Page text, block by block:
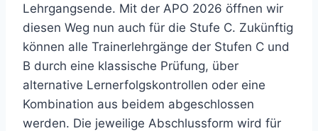
Lehrgangsende. Mit der APO 2026 öffnen wir
diesen Weg nun auch für die Stufe C. Zukünftig
können alle Trainerlehrgänge der Stufen C und
B durch eine klassische Prüfung, über
alternative Lernerfolgskontrollen oder eine
Kombination aus beidem abgeschlossen
werden. Die jeweilige Abschlussform wird für